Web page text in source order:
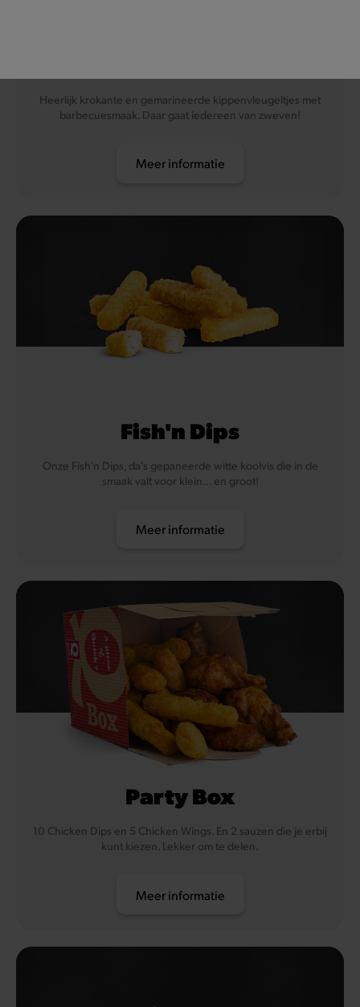
Heerlijk krokante en gemarineerde kippenvleugeltjes met
barbecuesmaak. Daar gaat iedereen van zweven!
Meer informatie
Fish'n Dips
Onze Fish'n Dips, da's gepaneerde witte koolvis die in de
smaak valt voor klein... en groot!
Meer informatie
Party Box
10 Chicken Dips en 5 Chicken Wings. En 2 sauzen die je erbij
kunt kiezen. Lekker om te delen.
Meer informatie